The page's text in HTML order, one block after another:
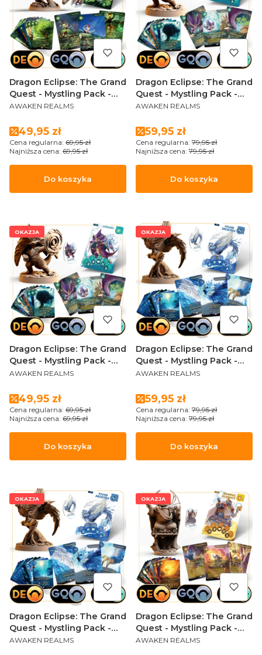
Dragon Eclipse: The Grand
Quest - Mystling Pack -
Lanternroot
PRODUCENT
AWAKEN REALMS
Cena promocyjna
49,95 zł
Cena regularna: 69,95 zł
Najniższa cena: 69,95 zł
Do koszyka
Dragon Eclipse: The Grand
Quest - Mystling Pack -
Lizgard (Sundrop Edition)
PRODUCENT
AWAKEN REALMS
Cena promocyjna
59,95 zł
Cena regularna: 79,95 zł
Najniższa cena: 79,95 zł
Do koszyka
OKAZJA
Dragon Eclipse: The Grand
Quest - Mystling Pack -
Lizgard
PRODUCENT
AWAKEN REALMS
Cena promocyjna
49,95 zł
Cena regularna: 69,95 zł
Najniższa cena: 69,95 zł
Do koszyka
OKAZJA
Dragon Eclipse: The Grand
Quest - Mystling Pack -
Young Drosithia (Sundrop
PRODUCENT
AWAKEN REALMS
Cena promocyjna
59,95 zł
Cena regularna: 79,95 zł
Najniższa cena: 79,95 zł
Do koszyka
OKAZJA
Dragon Eclipse: The Grand
Quest - Mystling Pack -
Young Drosithia
PRODUCENT
AWAKEN REALMS
OKAZJA
Dragon Eclipse: The Grand
Quest - Mystling Pack -
Renewed Glarexus
PRODUCENT
AWAKEN REALMS